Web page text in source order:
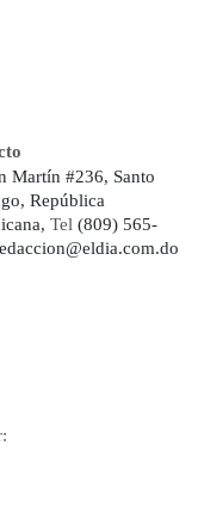
Martín #236, Santo
República
Tel (809) 565-